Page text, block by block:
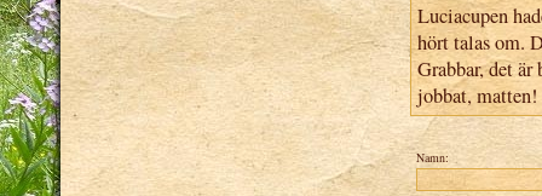
Luciacupen
hört talas om.
Grabbar, det
jobbat, matten!
Namn: